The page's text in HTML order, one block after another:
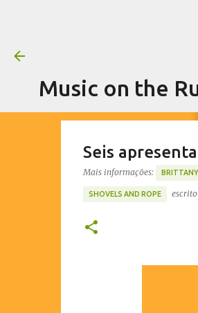
Music on the
Seis
Mais informações:
SHOVELS AND ROPE